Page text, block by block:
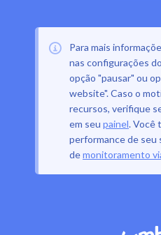
Para mais
nas configurações
opção "pausar" ou
website". Caso o
recursos, verifique
em seu painel. Você
performance de seu
demonitoramento